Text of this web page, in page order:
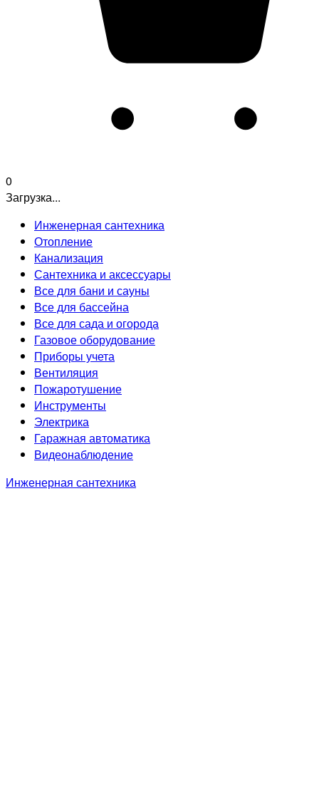
0
Загрузка...
Инженерная сантехника
Отопление
Канализация
Сантехника и аксессуары
Все для бани и сауны
Все для бассейна
Все для сада и огорода
Газовое оборудование
Приборы учета
Вентиляция
Пожаротушение
Инструменты
Электрика
Гаражная автоматика
Видеонаблюдение
Инженерная сантехника